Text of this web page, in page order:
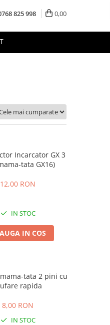
825 998 0,00
Incarcator GX 3
tata GX16)
12,00 RON
IN STOC
IN COS
tata 2 pini cu
rapida
8,00 RON
IN STOC